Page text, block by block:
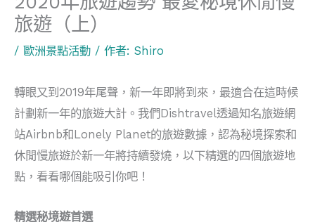
旅遊（上）
/ 歐洲景點活動 / 作者: Shiro
轉眼又到2019年尾聲，新一年即將到來，最適合在這時候
計劃新一年的旅遊大計。我們Dishtravel透過知名旅遊網
站Airbnb和Lonely Planet的旅遊數據，認為秘境探索和
休閒慢旅遊於新一年將持續發燒，以下精選的四個旅遊地
點，看看哪個能吸引你吧！
精選秘境遊首選